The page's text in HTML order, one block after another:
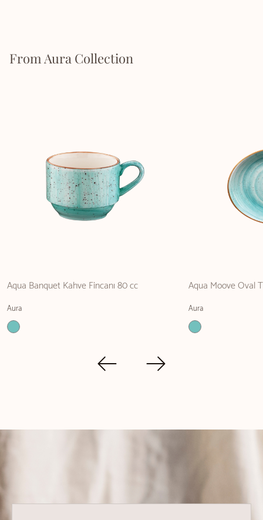
From Aura Collection
Aqua Banquet Kahve Fincanı 80 cc
Aura
Aqua Moove Oval
Aura